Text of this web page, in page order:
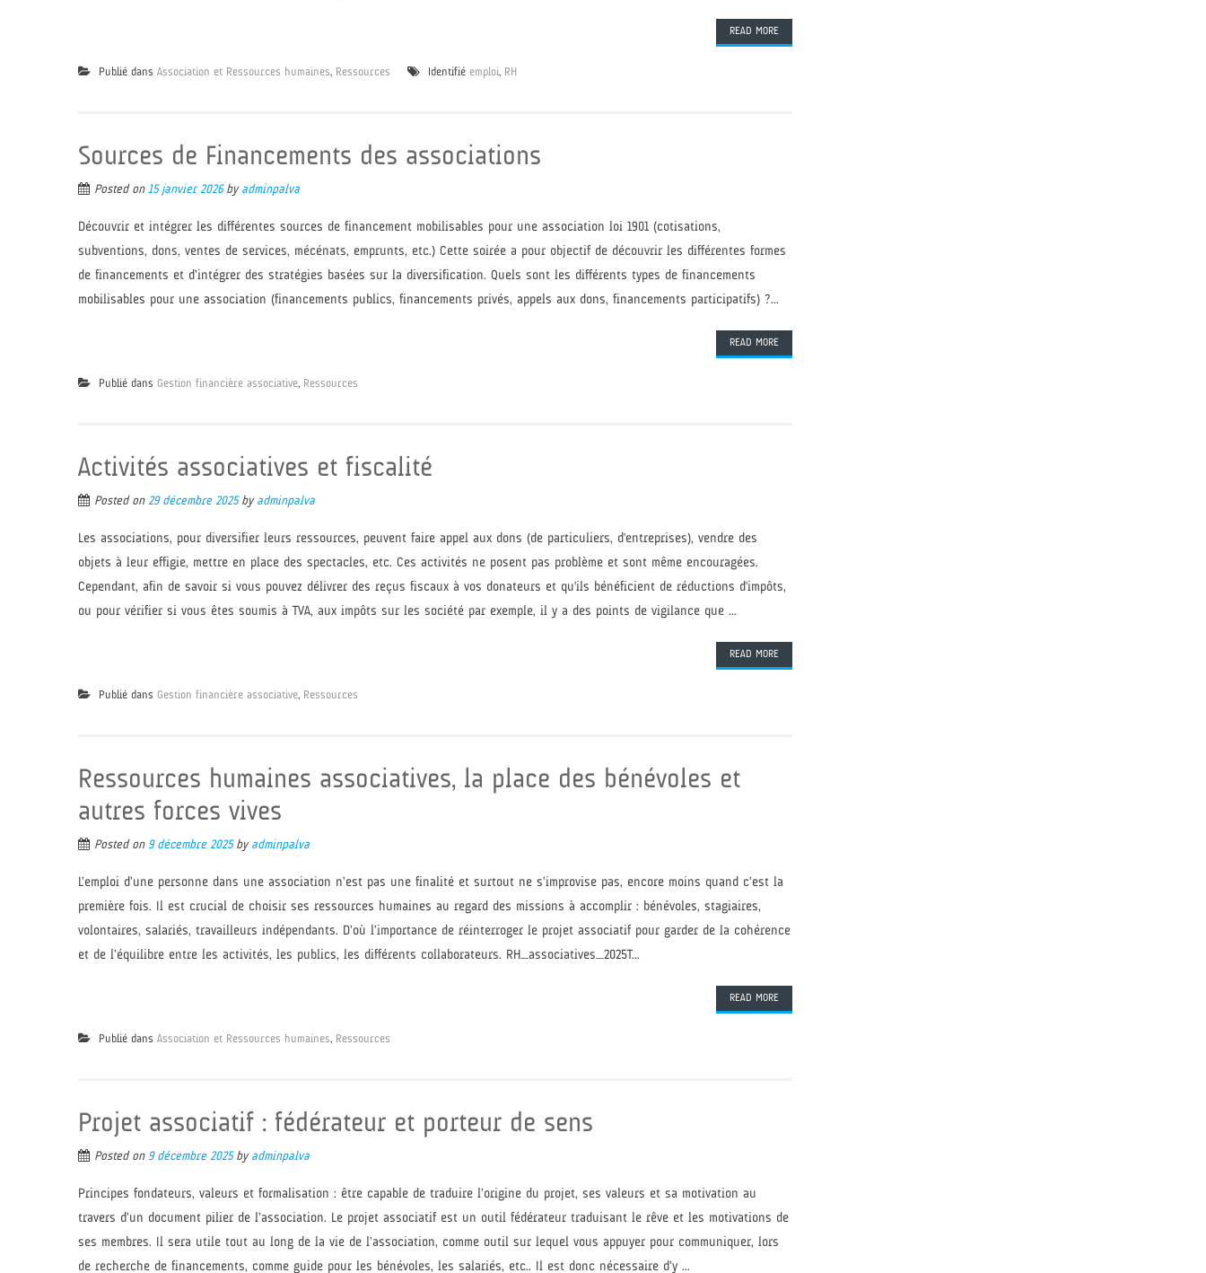
READ MORE
Publié dans Association et Ressources humaines, Ressources Identifié emploi, RH
Sources de Financements des associations
Posted on 15 janvier 2026by adminpalva
Découvrir et intégrer les différentes sources de financement mobilisables pour une association loi 1901 (cotisations,
subventions, dons, ventes de services, mécénats, emprunts, etc.) Cette soirée a pour objectif de découvrir les différentes formes
de financements et d’intégrer des stratégies basées sur la diversification. Quels sont les différents types de financements
mobilisables pour une association (financements publics, financements privés, appels aux dons, financements participatifs) ?...
READ MORE
Publié dans Gestion financière associative, Ressources
Activités associatives et fiscalité
Posted on 29 décembre 2025by adminpalva
Les associations, pour diversifier leurs ressources, peuvent faire appel aux dons (de particuliers, d'entreprises), vendre des
objets à leur effigie, mettre en place des spectacles, etc. Ces activités ne posent pas problème et sont même encouragées.
Cependant, afin de savoir si vous pouvez délivrer des reçus fiscaux à vos donateurs et qu'ils bénéficient de réductions d'impôts,
ou pour vérifier si vous êtes soumis à TVA, aux impôts sur les société par exemple, il y a des points de vigilance que ...
READ MORE
Publié dans Gestion financière associative, Ressources
Ressources humaines associatives, la place des bénévoles et
autres forces vives
Posted on 9 décembre 2025by adminpalva
L’emploi d’une personne dans une association n’est pas une finalité et surtout ne s’improvise pas, encore moins quand c’est la
première fois. Il est crucial de choisir ses ressources humaines au regard des missions à accomplir : bénévoles, stagiaires,
volontaires, salariés, travailleurs indépendants. D’où l’importance de réinterroger le projet associatif pour garder de la cohérence
et de l’équilibre entre les activités, les publics, les différents collaborateurs. RH_associatives_2025T...
READ MORE
Publié dans Association et Ressources humaines, Ressources
Projet associatif : fédérateur et porteur de sens
Posted on 9 décembre 2025by adminpalva
Principes fondateurs, valeurs et formalisation : être capable de traduire l’origine du projet, ses valeurs et sa motivation au
travers d’un document pilier de l’association. Le projet associatif est un outil fédérateur traduisant le rêve et les motivations de
ses membres. Il sera utile tout au long de la vie de l’association, comme outil sur lequel vous appuyer pour communiquer, lors
de recherche de financements, comme guide pour les bénévoles, les salariés, etc.. Il est donc nécessaire d’y ...